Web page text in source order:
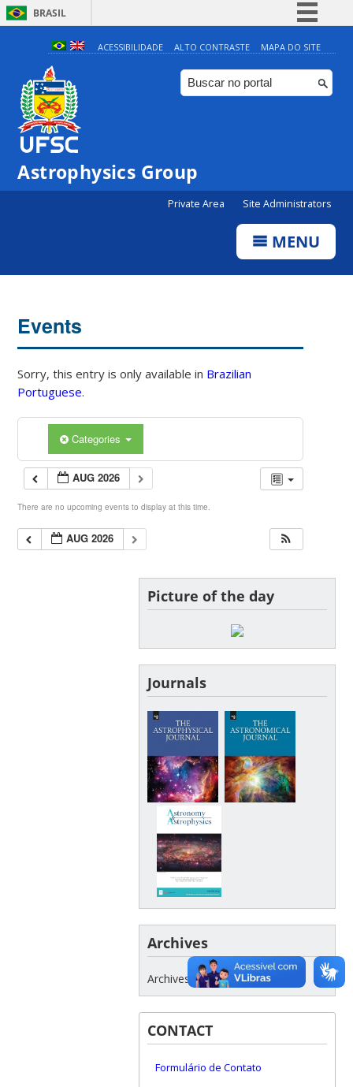
BRASIL
Simplifique!
Comunica BR
Participe
ACESSIBILIDADE ALTO CONTRASTE MAPA DO SITE
Astrophysics Group
Private Area Site Administrators
MENU
Events
Sorry, this entry is only available in Brazilian
Portuguese.
Categories
AUG 2026
There are no upcoming events to display at this time.
AUG 2026
Picture of the day
Journals
Archives
Archives
CONTACT
Formulário de Contato